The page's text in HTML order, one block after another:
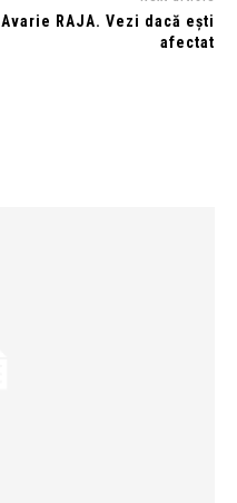
Avarie RAJA. Vezi dacă ești
afectat